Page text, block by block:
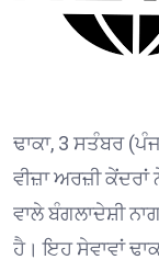
ਢਾਕਾ, 3 ਸਤੰਬਰ
ਵੀਜ਼ਾ ਅਰਜ਼ੀ
ਵਾਲੇ ਬੰਗਲਾਦੇਸ਼ੀ
ਹੈ। ਇਹ ਸੇਵਾਵਾਂ